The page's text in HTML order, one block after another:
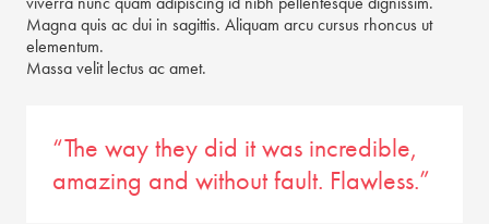
Magna quis ac dui in sagittis. Aliquam arcu cursus rhoncus ut
elementum.
Massa velit lectus ac amet.
“The way they did it was incredible,
amazing and without fault. Flawless.”